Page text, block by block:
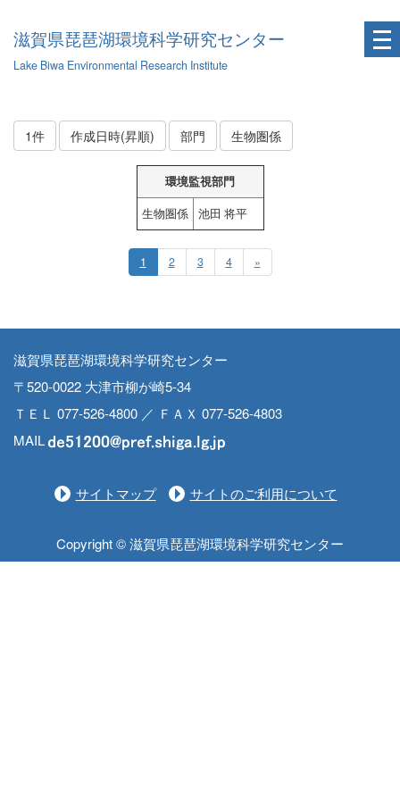
滋賀県琵琶湖環境科学研究センター
Lake Biwa Environmental Research Institute
1件 作成日時(昇順) 部門 生物圏係
環境監視部門
生物圏係
池田 将平
1 2 3 4 »
滋賀県琵琶湖環境科学研究センター
〒520-0022 大津市柳が崎5-34
ＴＥＬ 077-526-4800 ／ ＦＡＸ 077-526-4803
MAIL
サイトマップ サイトのご利用について
Copyright © 滋賀県琵琶湖環境科学研究センター